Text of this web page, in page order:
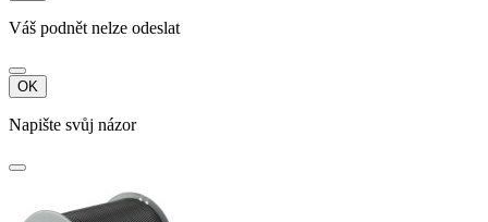
Váš podnět nelze odeslat
OK
Napište svůj názor